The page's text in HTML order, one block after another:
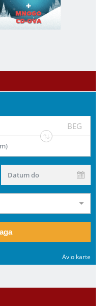
BEG
Datum do
Avio karte